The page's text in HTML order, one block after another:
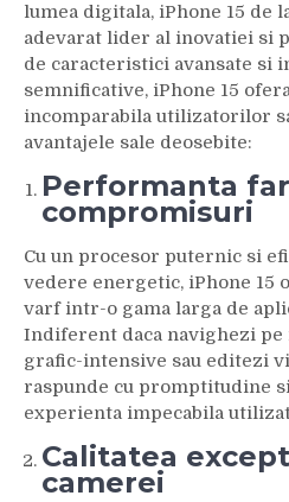
lumea digitala, iPhone 15 de
adevarat lider al inovatiei si
de caracteristici avansate si
semnificative, iPhone 15
incomparabila utilizatorilor
avantajele sale deosebite:
Performanta
compromisuri
Cu un procesor puternic si
vedere energetic, iPhone 15
varf intr-o gama larga de
Indiferent daca navighezi
grafic-intensive sau editezi
raspunde cu promptitudine
experienta impecabila
Calitatea
camerei